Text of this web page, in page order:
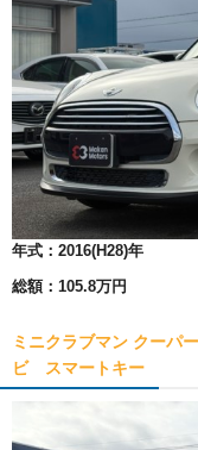
年式： 2016(H28)年
総額： 105.8万円
ミニクラブマン クー
ビ スマートキー